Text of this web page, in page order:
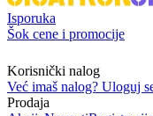
Isporuka
Šok cene i promocije
Korisnički nalog
Već imaš nalog? Uloguj
Prodaja